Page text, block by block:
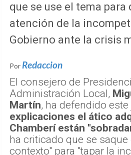
que se use el tema para
atención de la
Gobierno ante la crisis
Por Redaccion
El consejero de
Administración Local,
Martín, ha defendido
explicaciones el ático
Chamberí están
ha criticado que se saque
contexto" para "tapar la